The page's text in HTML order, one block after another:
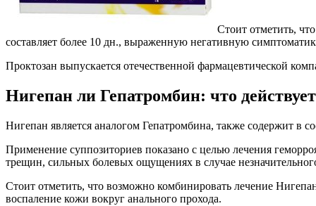
Стоит отметить,
составляет более 10 дн., выраженную негативную
Проктозан выпускается отечественной фармацевтической
Нигепан ли Гепатромбин: что
Нигепан является аналогом Гепатромбина, также содержит в
Применение суппозиториев показано с целью лечения
трещин, сильных болевых ощущениях в случае
Стоит отметить, что возможно комбинировать лечение
воспаление кожи вокруг анального прохода.